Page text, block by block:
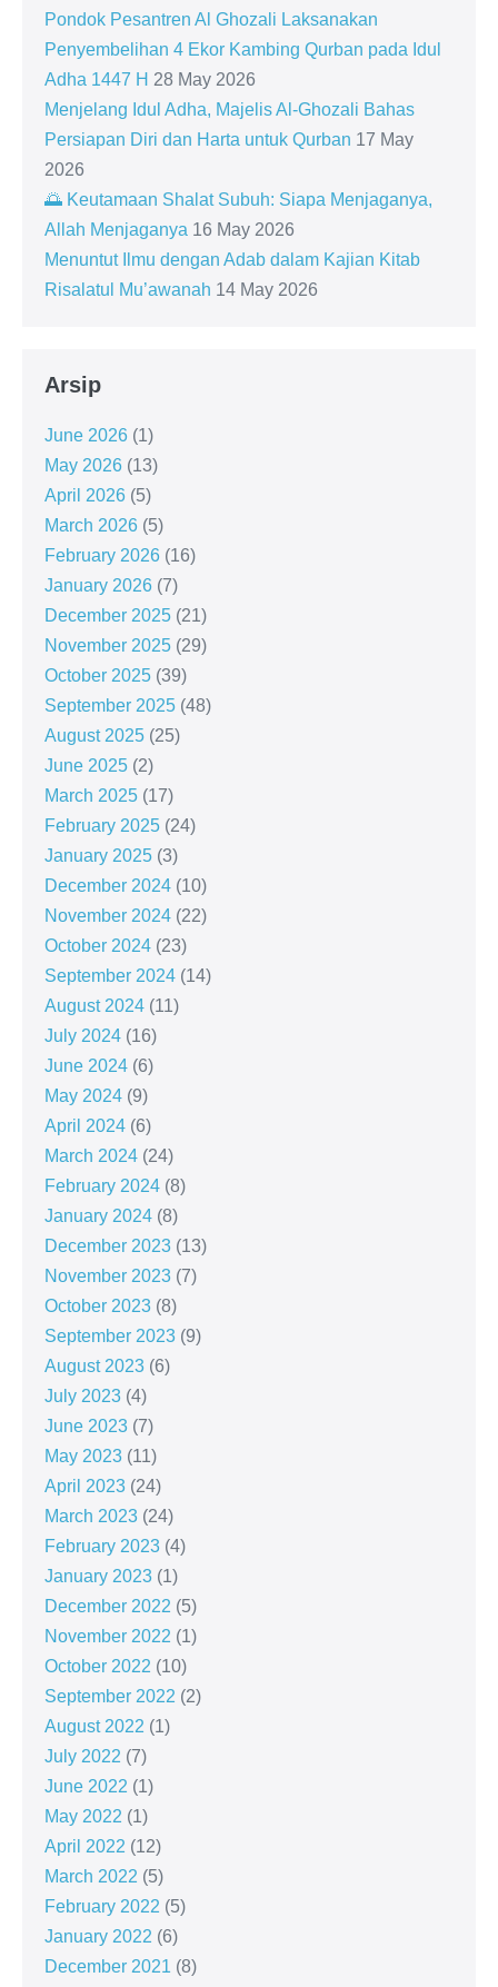
Pondok Pesantren Al Ghozali Laksanakan
Penyembelihan 4 Ekor Kambing Qurban pada Idul
Adha 1447 H 28 May 2026
Menjelang Idul Adha, Majelis Al-Ghozali Bahas
Persiapan Diri dan Harta untuk Qurban 17 May
2026
🌅 Keutamaan Shalat Subuh: Siapa Menjaganya,
Allah Menjaganya 16 May 2026
Menuntut Ilmu dengan Adab dalam Kajian Kitab
Risalatul Mu’awanah 14 May 2026
Arsip
June 2026 (1)
May 2026 (13)
April 2026 (5)
March 2026 (5)
February 2026 (16)
January 2026 (7)
December 2025 (21)
November 2025 (29)
October 2025 (39)
September 2025 (48)
August 2025 (25)
June 2025 (2)
March 2025 (17)
February 2025 (24)
January 2025 (3)
December 2024 (10)
November 2024 (22)
October 2024 (23)
September 2024 (14)
August 2024 (11)
July 2024 (16)
June 2024 (6)
May 2024 (9)
April 2024 (6)
March 2024 (24)
February 2024 (8)
January 2024 (8)
December 2023 (13)
November 2023 (7)
October 2023 (8)
September 2023 (9)
August 2023 (6)
July 2023 (4)
June 2023 (7)
May 2023 (11)
April 2023 (24)
March 2023 (24)
February 2023 (4)
January 2023 (1)
December 2022 (5)
November 2022 (1)
October 2022 (10)
September 2022 (2)
August 2022 (1)
July 2022 (7)
June 2022 (1)
May 2022 (1)
April 2022 (12)
March 2022 (5)
February 2022 (5)
January 2022 (6)
December 2021 (8)